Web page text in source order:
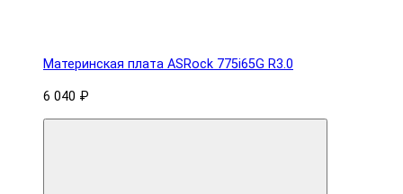
Материнская плата ASRock 775i65G R3.0
6 040 ₽